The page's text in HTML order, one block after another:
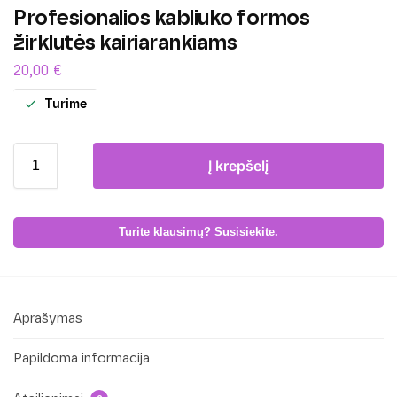
Profesionalios kabliuko formos
žirklutės kairiarankiams
20,00 €
Turime
Į krepšelį
Turite klausimų? Susisiekite.
Aprašymas
Papildoma informacija